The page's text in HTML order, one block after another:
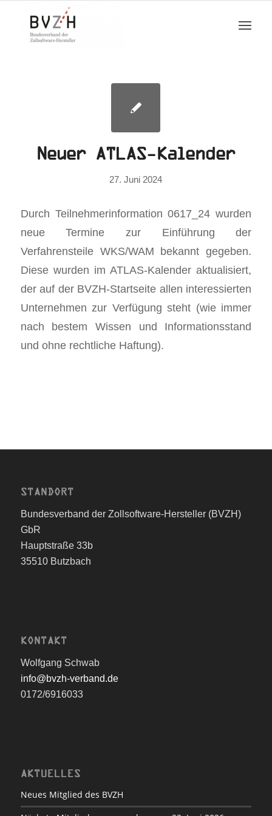
Neuer ATLAS-Kalender
27. Juni 2024
Durch Teilnehmerinformation 0617_24 wurden
neue Termine zur Einführung der
Verfahrensteile WKS/WAM bekannt gegeben.
Diese wurden im ATLAS-Kalender aktualisiert,
der auf der BVZH-Startseite allen interessierten
Unternehmen zur Verfügung steht (wie immer
nach bestem Wissen und Informationsstand
und ohne rechtliche Haftung).
STANDORT
Bundesverband der Zollsoftware-Hersteller (BVZH)
GbR
Hauptstraße 33b
35510 Butzbach
KONTAKT
Wolfgang Schwab
info@bvzh-verband.de
0172/6916033
AKTUELLES
Neues Mitglied des BVZH